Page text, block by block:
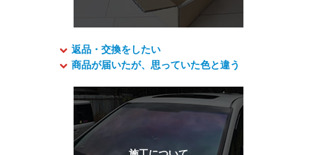
返品・交換をしたい
商品が届いたが、思っていた色と違う